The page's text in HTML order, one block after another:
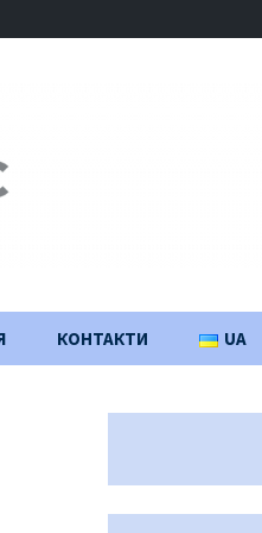
КОНТАКТИ UA